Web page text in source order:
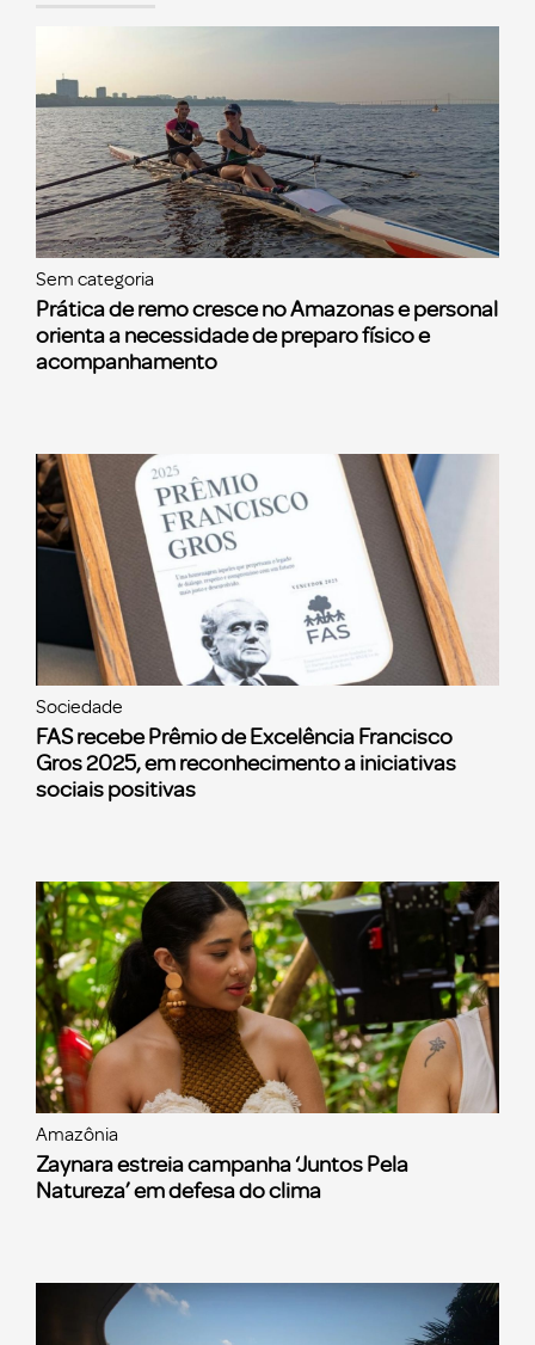
Sem categoria
Prática de remo cresce no Amazonas e personal
orienta a necessidade de preparo físico e
acompanhamento
Sociedade
FAS recebe Prêmio de Excelência Francisco
Gros 2025, em reconhecimento a iniciativas
sociais positivas
Amazônia
Zaynara estreia campanha ‘Juntos Pela
Natureza’ em defesa do clima